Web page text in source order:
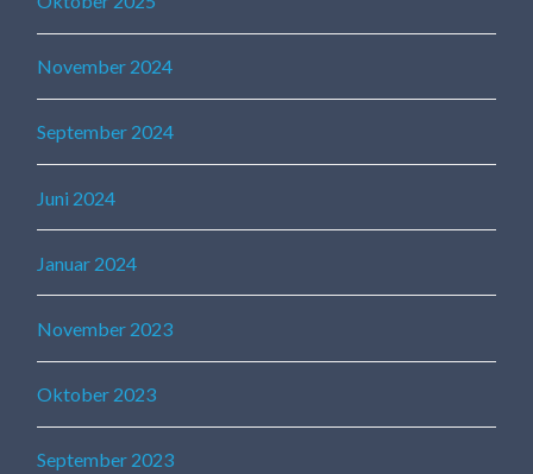
November 2024
September 2024
Juni 2024
Januar 2024
November 2023
Oktober 2023
September 2023